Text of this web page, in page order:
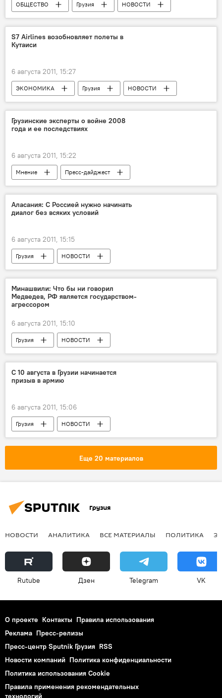
ОБЩЕСТВО Грузия НОВОСТИ
S7 Airlines возобновляет полеты в
Кутаиси
6 августа 2011, 15:27
ЭКОНОМИКА Грузия НОВОСТИ
Грузинские эксперты о войне 2008
года и ее последствиях
6 августа 2011, 15:22
Мнение
Пресс-дайджест
АНАЛИТИКА
Грузия
НОВОСТИ
Конфликты
Аласания: С Россией нужно начинать
диалог без всяких условий
6 августа 2011, 15:15
Грузия НОВОСТИ
Минашвили: Что бы ни говорил
Медведев, РФ является государством-
агрессором
6 августа 2011, 15:10
Грузия НОВОСТИ
С 10 августа в Грузии начинается
призыв в армию
6 августа 2011, 15:06
Грузия НОВОСТИ
Еще 20 материалов
Грузия
НОВОСТИ АНАЛИТИКА ВСЕ МАТЕРИАЛЫ ПОЛИТИКА
Rutube Дзен Telegram VK
О проекте Контакты Правила использования
Реклама Пресс-релизы
Пресс-центр Sputnik Грузия RSS
Новости компаний Политика конфиденциальности
Политика использования Cookie
Правила применения рекомендательных
технологий